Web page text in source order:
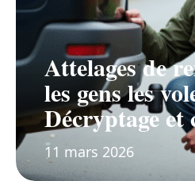
Attelages de
les gens les
Décryptage et
11 mars 2026